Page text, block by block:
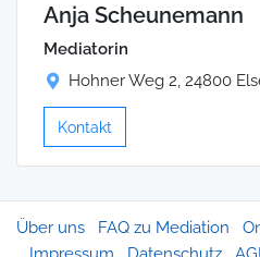
Anja Scheunemann
Mediatorin
Hohner Weg 2, 24800
Kontakt
Über uns FAQ zu Mediation